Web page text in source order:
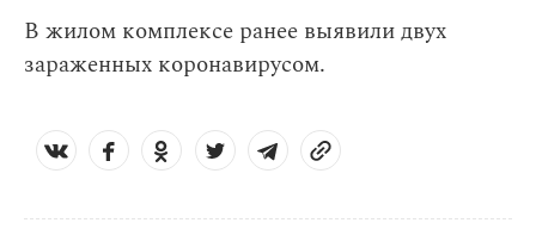
В жилом комплексе ранее выявили двух
зараженных коронавирусом.